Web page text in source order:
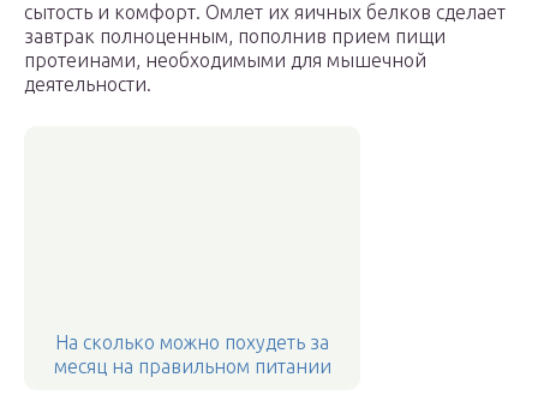
сытость и комфорт. Омлет их яичных белков сделает
завтрак полноценным, пополнив прием пищи
протеинами, необходимыми для мышечной
деятельности.
На сколько можно похудеть за
месяц на правильном питании